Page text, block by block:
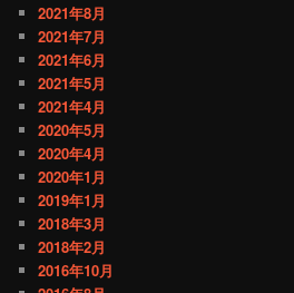
2021年8月
2021年7月
2021年6月
2021年5月
2021年4月
2020年5月
2020年4月
2020年1月
2019年1月
2018年3月
2018年2月
2016年10月